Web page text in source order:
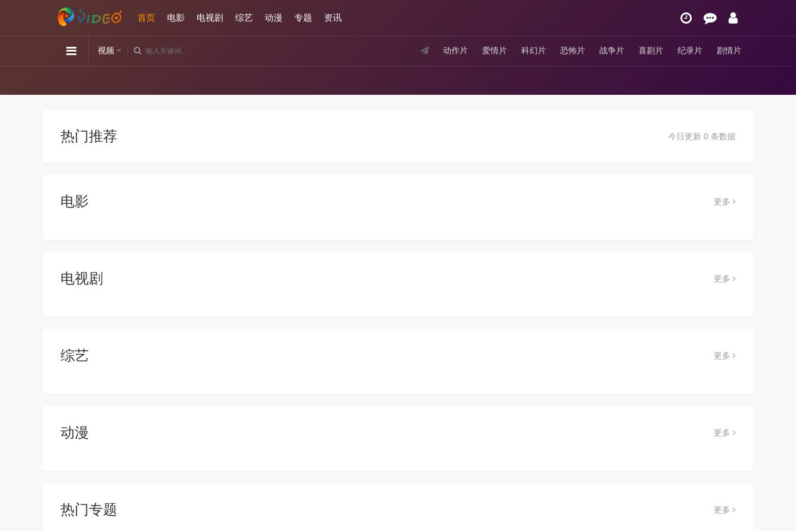
首页 电影 电视剧 综艺 动漫 专题 资讯
动作片 爱情片 科幻片 恐怖片 战争片 喜剧片 纪录片 剧情片
视频
今日更新 0 条数据
热门推荐
电影 更多
电视剧 更多
综艺 更多
动漫 更多
热门专题 更多